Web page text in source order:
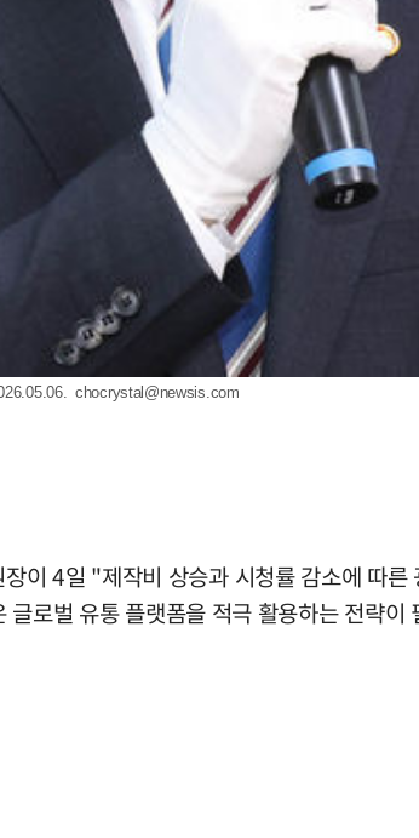
chocrystal@newsis.com
이 4일 "제작비 상승과 시청률 감소에 따
로벌 유통 플랫폼을 적극 활용하는 전략이